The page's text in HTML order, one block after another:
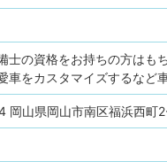
士の資格をお持ちの方はも
車をカスタマイズするなど
岡山県岡山市南区福浜西町